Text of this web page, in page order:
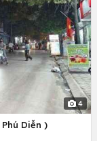
4
Diễn )